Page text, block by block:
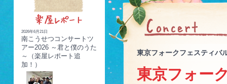
2026年6月21日
南こうせつコンサートツ
アー2026 ～君と僕のうた
～（楽屋レポート追
加！）
東京フォークフェスティバ
東京フォー